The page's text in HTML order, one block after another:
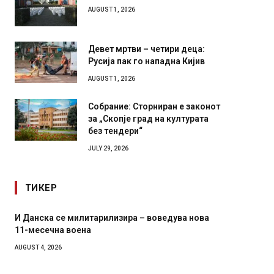
AUGUST 1, 2026
Девет мртви – четири деца:
Русија пак го нападна Кијив
AUGUST 1, 2026
Собрание: Сторниран е законот
за „Скопје град на културата
без тендери“
JULY 29, 2026
ТИКЕР
се милитарилизира – воведува нова
воена
4, 2026